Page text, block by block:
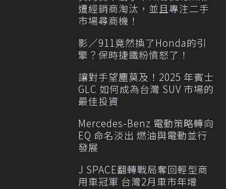
遭經銷商淘汰，並且專注二手
市場尋商機！
影／911竟然換了Honda的引
擎？保時捷鐵粉憤怒了！
讓對手望塵莫及！2025 年賓士
GLC 如何成為台灣 SUV 市場的
最佳投資
Mercedes-Benz 電動策略轉向
EQ 命名淡出 燃油與電動並行
發展
J SPACE翻轉戰局奪回輕型商
用車冠軍 台灣2月車市年增